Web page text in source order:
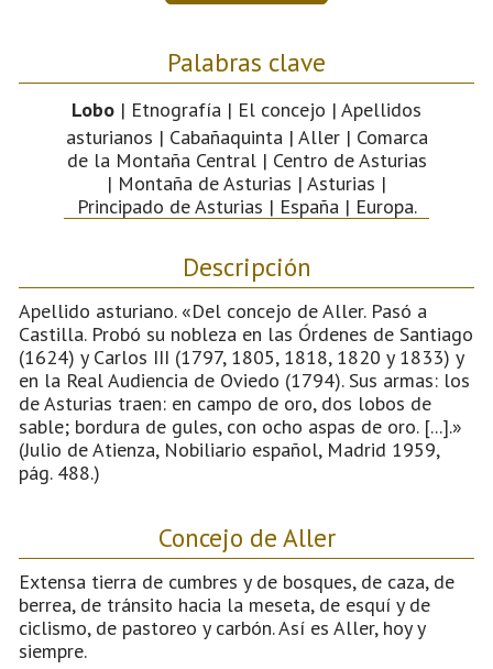
Palabras clave
Lobo | Etnografía | El concejo | Apellidos
asturianos | Cabañaquinta | Aller | Comarca
de la Montaña Central | Centro de Asturias
| Montaña de Asturias | Asturias |
Principado de Asturias | España | Europa.
Descripción
Apellido asturiano. «Del concejo de Aller. Pasó a
Castilla. Probó su nobleza en las Órdenes de Santiago
(1624) y Carlos III (1797, 1805, 1818, 1820 y 1833) y
en la Real Audiencia de Oviedo (1794). Sus armas: los
de Asturias traen: en campo de oro, dos lobos de
sable; bordura de gules, con ocho aspas de oro. [...].»
(Julio de Atienza, Nobiliario español, Madrid 1959,
pág. 488.)
Concejo de Aller
Extensa tierra de cumbres y de bosques, de caza, de
berrea, de tránsito hacia la meseta, de esquí y de
ciclismo, de pastoreo y carbón. Así es Aller, hoy y
siempre.